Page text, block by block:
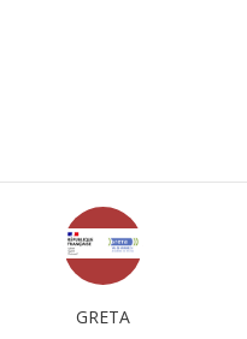
GRETA